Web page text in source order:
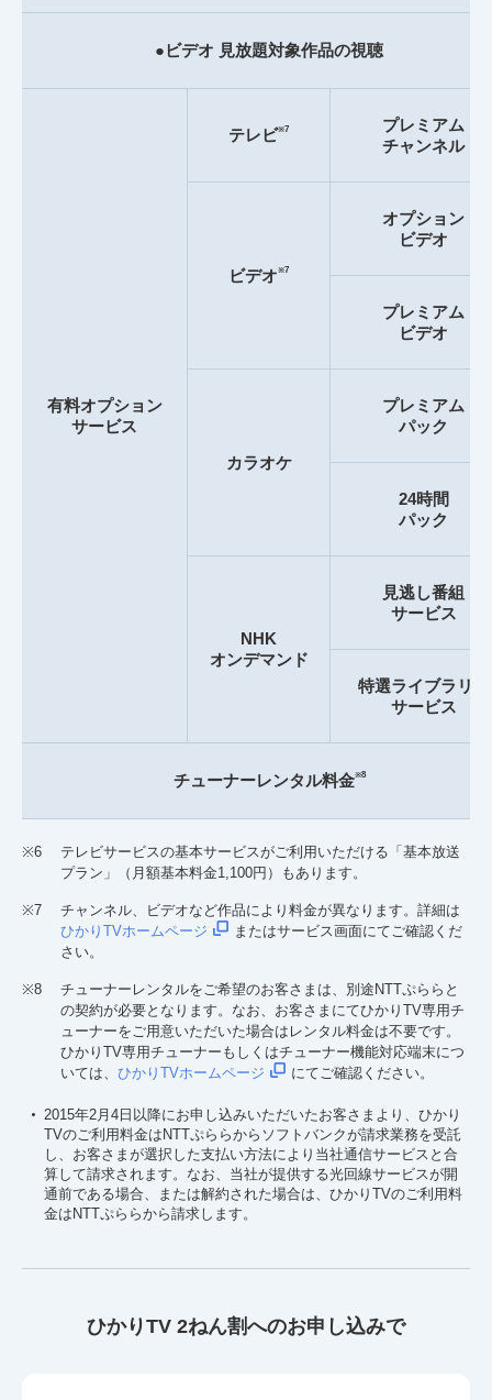
●ビデオ 見放題対象作品の視聴
有料オプション
サービス
テレビ※7
プレミアム
チャンネル
ビデオ※7
オプション
ビデオ
プレミアム
ビデオ
カラオケ
プレミアム
パック
24時間
パック
NHK
オンデマンド
見逃し番組
サービス
特選ライブラリー
サービス
チューナーレンタル料金※8
※6
テレビサービスの基本サービスがご利用いただける「基本放送
プラン」（月額基本料金1,100円）もあります。
※7
チャンネル、ビデオなど作品により料金が異なります。詳細は
ひかりTVホームページ
またはサービス画面にてご確認くだ
さい。
※8
チューナーレンタルをご希望のお客さまは、別途NTTぷららと
の契約が必要となります。なお、お客さまにてひかりTV専用チ
ューナーをご用意いただいた場合はレンタル料金は不要です。
ひかりTV専用チューナーもしくはチューナー機能対応端末につ
いては、 ひかりTVホームページ にてご確認ください。
2015年2月4日以降にお申し込みいただいたお客さまより、ひかり
TVのご利用料金はNTTぷららからソフトバンクが請求業務を受託
し、お客さまが選択した支払い方法により当社通信サービスと合
算して請求されます。なお、当社が提供する光回線サービスが開
通前である場合、または解約された場合は、ひかりTVのご利用料
金はNTTぷららから請求します。
ひかりTV 2ねん割へのお申し込みで